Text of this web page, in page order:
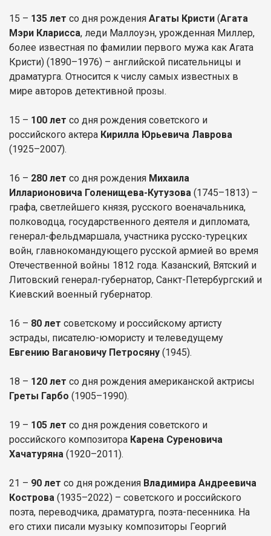
15 – 135 лет со дня рождения Агаты Кристи (Агата
Мэри Кларисса, леди Маллоуэн, урожденная Миллер,
более известная по фамилии первого мужа как Агата
Кристи) (1890–1976) – английской писательницы и
драматурга. Относится к числу самых известных в
мире авторов детективной прозы.
15 – 100 лет со дня рождения советского и
российского актера Кирилла Юрьевича Лаврова
(1925–2007).
16 – 280 лет со дня рождения Михаила
Илларионовича Голенищева-Кутузова (1745–1813) –
графа, светлейшего князя, русского военачальника,
полководца, государственного деятеля и дипломата,
генерал-фельдмаршала, участника русско-турецких
войн, главнокомандующего русской армией во время
Отечественной войны 1812 года. Казанский, Вятский и
Литовский генерал-губернатор, Санкт-Петербургский и
Киевский военный губернатор.
16 – 80 лет советскому и российскому артисту
эстрады, писателю-юмористу и телеведущему
Евгению Вагановичу Петросяну (1945).
18 – 120 лет со дня рождения американской актрисы
Греты Гарбо (1905–1990).
19 – 105 лет со дня рождения советского и
российского композитора Карена Суреновича
Хачатуряна (1920–2011).
21 – 90 лет со дня рождения Владимира Андреевича
Кострова (1935–2022) – советского и российского
поэта, переводчика, драматурга, поэта-песенника. На
его стихи писали музыку композиторы Георгий